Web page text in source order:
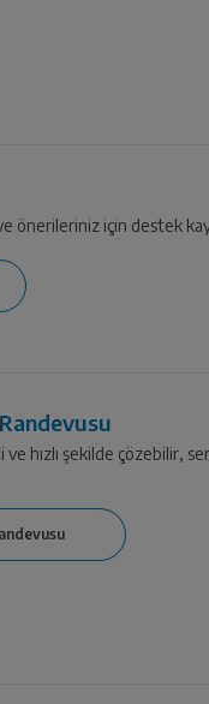
önerileriniz için destek
ve hızlı şekilde çözebilir,